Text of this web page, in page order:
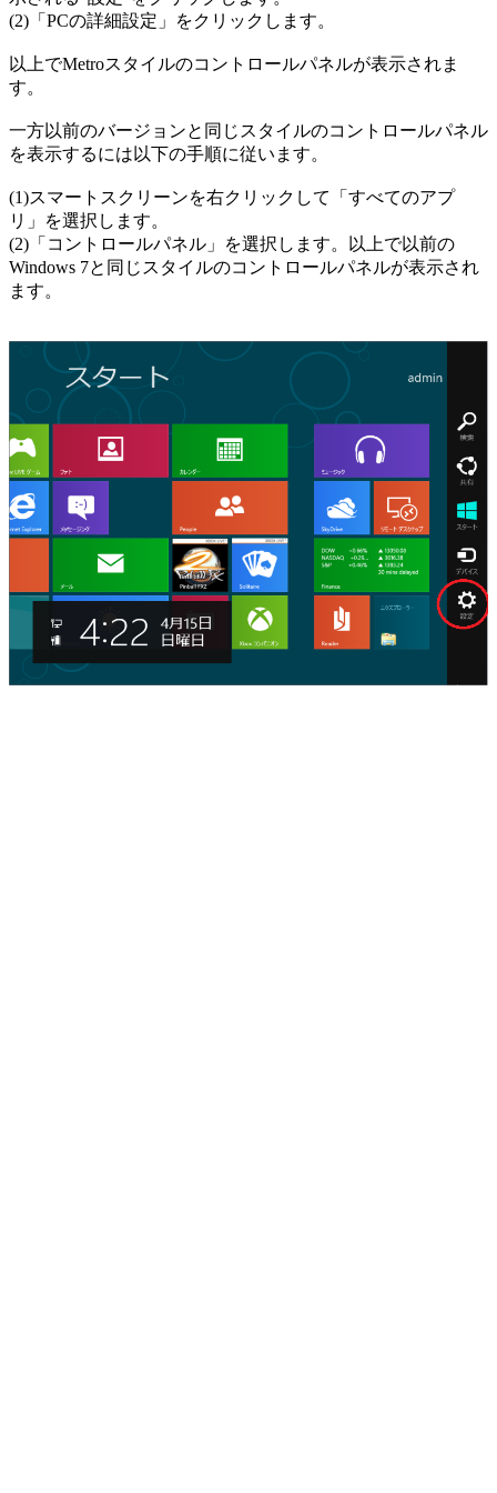
(2)「PCの詳細設定」をクリックします。
以上でMetroスタイルのコントロールパネルが表示されま
す。
一方以前のバージョンと同じスタイルのコントロールパネル
を表示するには以下の手順に従います。
(1)スマートスクリーンを右クリックして「すべてのアプ
リ」を選択します。
(2)「コントロールパネル」を選択します。以上で以前の
Windows 7と同じスタイルのコントロールパネルが表示され
ます。